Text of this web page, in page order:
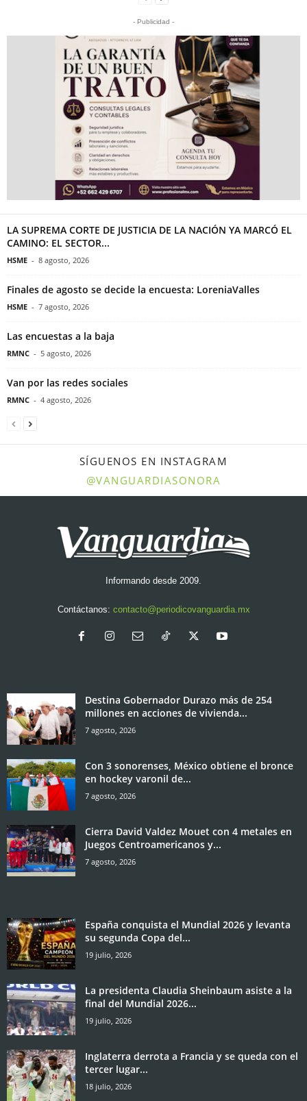
- Publicidad -
LA SUPREMA CORTE DE JUSTICIA DE LA NACIÓN YA MARCÓ EL
CAMINO: EL SECTOR...
HSME - 8 agosto, 2026
Finales de agosto se decide la encuesta: LoreniaValles
HSME - 7 agosto, 2026
Las encuestas a la baja
RMNC - 5 agosto, 2026
Van por las redes sociales
RMNC - 4 agosto, 2026
SÍGUENOS EN INSTAGRAM
@VANGUARDIASONORA
Informando desde 2009.
Contáctanos: contacto@periodicovanguardia.mx
Destina Gobernador Durazo más de 254
millones en acciones de vivienda...
7 agosto, 2026
Con 3 sonorenses, México obtiene el bronce
en hockey varonil de...
7 agosto, 2026
Cierra David Valdez Mouet con 4 metales en
Juegos Centroamericanos y...
7 agosto, 2026
España conquista el Mundial 2026 y levanta
su segunda Copa del...
19 julio, 2026
La presidenta Claudia Sheinbaum asiste a la
final del Mundial 2026...
19 julio, 2026
Inglaterra derrota a Francia y se queda con el
tercer lugar...
18 julio, 2026